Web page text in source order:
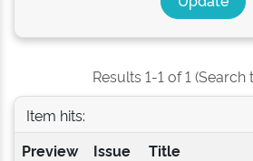
Results 1-1 of 1
Item hits:
Preview
Issue
Title